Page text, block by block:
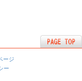
ージ
ー